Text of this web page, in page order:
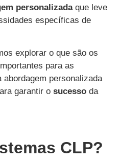
personalizadaque leve
específicas de
explorar o que são os
para as
personalizada
garantir o sucesso da
CLP?